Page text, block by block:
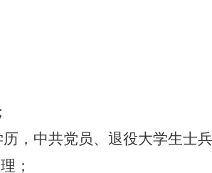
，中共党员、退役大学生士兵
；